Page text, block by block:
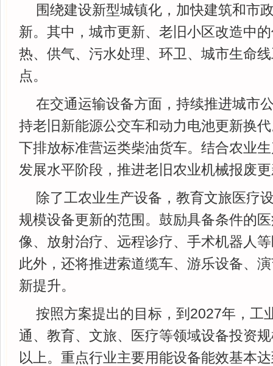
围绕建设新型城镇化，加快建筑和市
新。其中，城市更新、老旧小区改造中
热、供气、污水处理、环卫、城市生命
点。
在交通运输设备方面，持续推进城市
持老旧新能源公交车和动力电池更新换
下排放标准营运类柴油货车。结合农业
发展水平阶段，推进老旧农业机械报废
除了工农业生产设备，教育文旅医疗
规模设备更新的范围。鼓励具备条件的
像、放射治疗、远程诊疗、手术机器人
此外，还将推进索道缆车、游乐设备、
新提升。
按照方案提出的目标，到2027年，工
通、教育、文旅、医疗等领域设备投资
以上。重点行业主要用能设备能效基本